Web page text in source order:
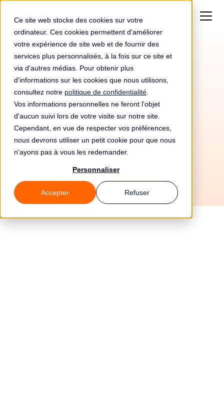
Ce site web stocke des cookies sur votre
ordinateur. Ces cookies permettent d'améliorer
votre expérience de site web et de fournir des
services plus personnalisés, à la fois sur ce site et
via d'autres médias. Pour obtenir plus
d'informations sur les cookies que nous utilisons,
consultez notre politique de confidentialité
Vos informations personnelles ne feront l'objet
d'aucun suivi lors de votre visite sur notre site.
Cependant, en vue de respecter vos préférences,
nous devrons utiliser un petit cookie pour que nous
n'ayons pas à vous les redemander.
Personnaliser
Accepter Refuser
Amende de 150000€
pour Baser
Comercializadora De
Referencia, Sa